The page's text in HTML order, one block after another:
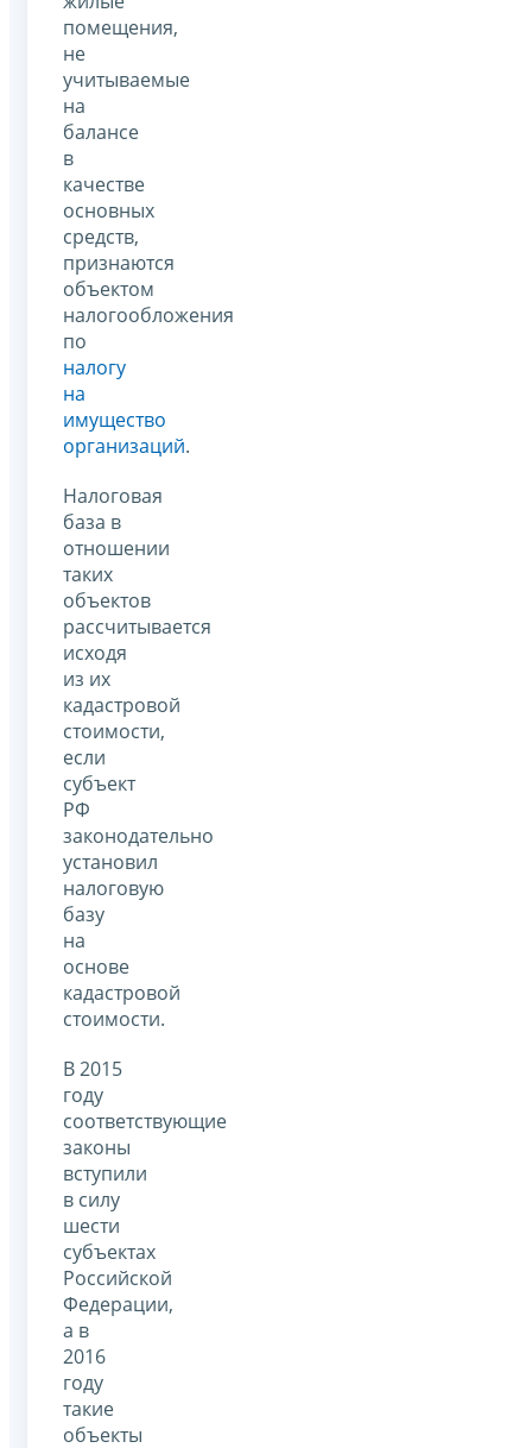
помещения,
не
учитываемые
на
балансе
в
качестве
основных
средств,
признаются
объектом
налогообложения
по
налогу
на
имущество
организаций.
Налоговая
база в
отношении
таких
объектов
рассчитывается
исходя
из их
кадастровой
стоимости,
если
субъект
РФ
законодательно
установил
налоговую
базу
на
основе
кадастровой
стоимости.
В 2015
году
соответствующие
законы
вступили
в силу
шести
субъектах
Российской
Федерации,
а в
2016
году
такие
объекты